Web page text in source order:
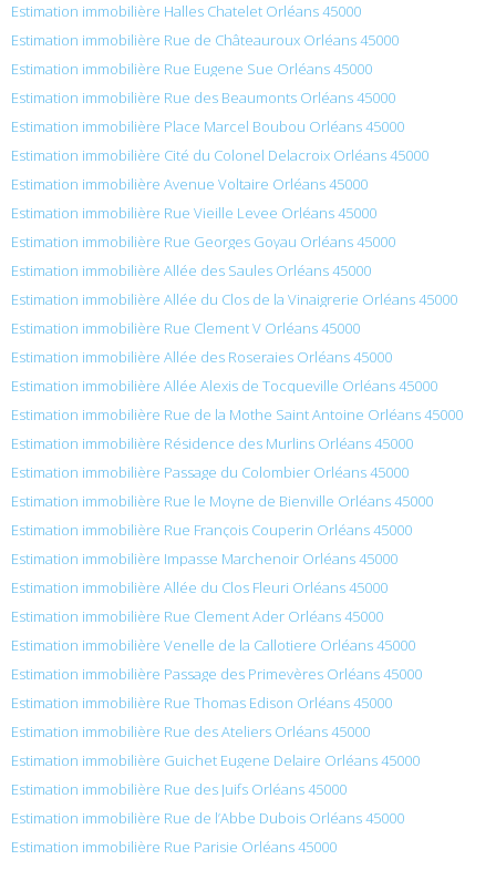
Estimation immobilière Halles Chatelet Orléans 45000
Estimation immobilière Rue de Châteauroux Orléans 45000
Estimation immobilière Rue Eugene Sue Orléans 45000
Estimation immobilière Rue des Beaumonts Orléans 45000
Estimation immobilière Place Marcel Boubou Orléans 45000
Estimation immobilière Cité du Colonel Delacroix Orléans 45000
Estimation immobilière Avenue Voltaire Orléans 45000
Estimation immobilière Rue Vieille Levee Orléans 45000
Estimation immobilière Rue Georges Goyau Orléans 45000
Estimation immobilière Allée des Saules Orléans 45000
Estimation immobilière Allée du Clos de la Vinaigrerie Orléans 45000
Estimation immobilière Rue Clement V Orléans 45000
Estimation immobilière Allée des Roseraies Orléans 45000
Estimation immobilière Allée Alexis de Tocqueville Orléans 45000
Estimation immobilière Rue de la Mothe Saint Antoine Orléans 45000
Estimation immobilière Résidence des Murlins Orléans 45000
Estimation immobilière Passage du Colombier Orléans 45000
Estimation immobilière Rue le Moyne de Bienville Orléans 45000
Estimation immobilière Rue François Couperin Orléans 45000
Estimation immobilière Impasse Marchenoir Orléans 45000
Estimation immobilière Allée du Clos Fleuri Orléans 45000
Estimation immobilière Rue Clement Ader Orléans 45000
Estimation immobilière Venelle de la Callotiere Orléans 45000
Estimation immobilière Passage des Primevères Orléans 45000
Estimation immobilière Rue Thomas Edison Orléans 45000
Estimation immobilière Rue des Ateliers Orléans 45000
Estimation immobilière Guichet Eugene Delaire Orléans 45000
Estimation immobilière Rue des Juifs Orléans 45000
Estimation immobilière Rue de l’Abbe Dubois Orléans 45000
Estimation immobilière Rue Parisie Orléans 45000